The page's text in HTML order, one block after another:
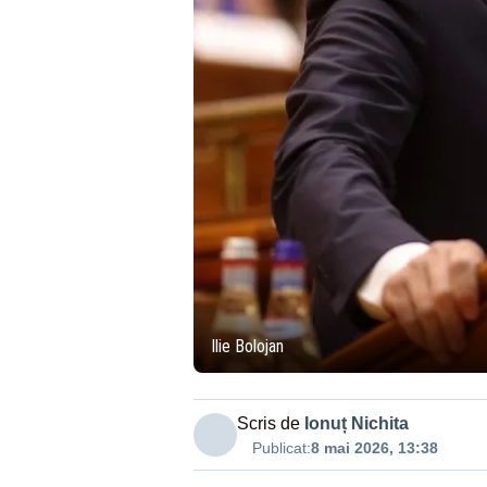
Ilie Bolojan
Scris de Ionuț Nichita
Publicat:8 mai 2026, 13:38